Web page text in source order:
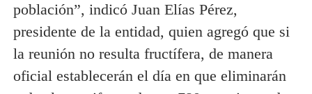
población”, indicó Juan Elías Pérez,
presidente de la entidad, quien agregó que si
la reunión no resulta fructífera, de manera
oficial establecerán el día en que eliminarán